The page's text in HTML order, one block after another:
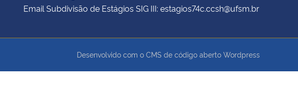
Email Subdivisão de Estágios SIG III: estagios74c.ccsh@ufsm.br
Desenvolvido com o CMS de código aberto Wordpress